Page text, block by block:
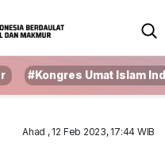
#Kongres Umat Islam
Ahad , 12 Feb 2023, 17:44 WIB